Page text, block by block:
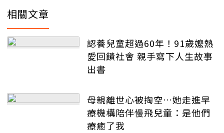
相關文章
認養兒童超過60年！91歲嬤熱
愛回饋社會 親手寫下人生故事
出書
母親離世心被掏空…她走進早
療機構陪伴慢飛兒童：是他們
療癒了我